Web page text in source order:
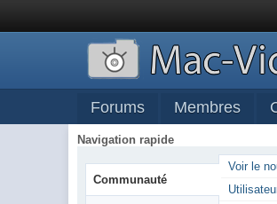
Forums Membres
Navigation rapide
Communauté
Voir le